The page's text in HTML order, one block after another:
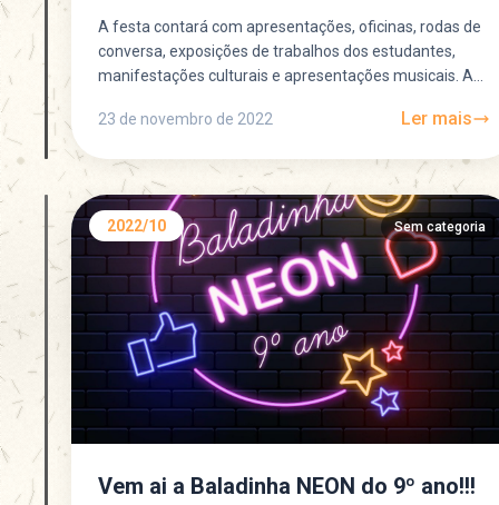
A festa contará com apresentações, oficinas, rodas de
conversa, exposições de trabalhos dos estudantes,
manifestações culturais e apresentações musicais. A
23 de novembro de 2022
Ler mais
2022/10 Sem categoria
Vem ai a Baladinha NEON do 9º ano!!!